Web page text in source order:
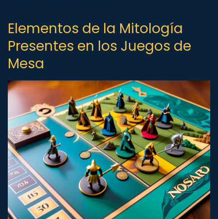
Elementos de la Mitología
Presentes en los Juegos de
Mesa